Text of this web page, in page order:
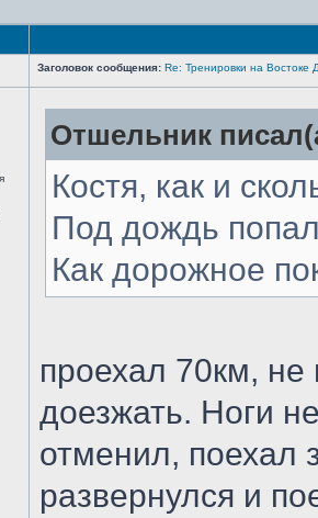
Заголовок сообщения: Re: Тренировки на
Отшельник
Костя, как и
Под дождь
Как дорожное
проехал 70км, не
доезжать. Ноги
отменил, поехал
развернулся и